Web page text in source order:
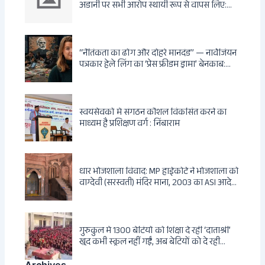
अडानी पर सभी आरोप स्थायी रूप से वापस लिए:
“नैतिकता का ढोंग और दोहरे मानदंड” — नार्वेजियन
पत्रकार हेले लिंग का ‘प्रेस फ्रीडम ड्रामा’ बेनकाब:
स्वयंसेवकों में संगठन कौशल विकसित करने का
माध्यम है प्रशिक्षण वर्ग : निंबाराम
धार भोजशाला विवाद: MP हाईकोर्ट ने भोजशाला को
वाग्देवी (सरस्वती) मंदिर माना, 2003 का ASI आदेश
गुरुकुल में 1300 बेटियों को शिक्षा दे रहीं ‘दाताश्री’
खुद कभी स्कूल नहीं गईं, अब बेटियों को दे रही